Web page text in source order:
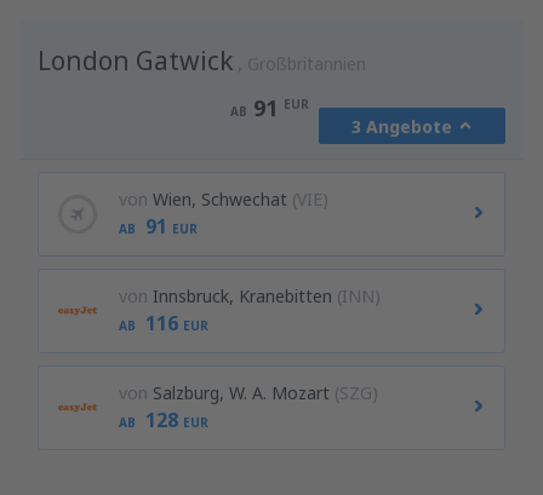
London Gatwick Großbritannien
AB 91 EUR
3 Angebote
von Wien, Schwechat (VIE)
AB 91 EUR
von Innsbruck, Kranebitten (INN)
AB 116 EUR
von Salzburg, W. A. Mozart (SZG)
AB 128 EUR